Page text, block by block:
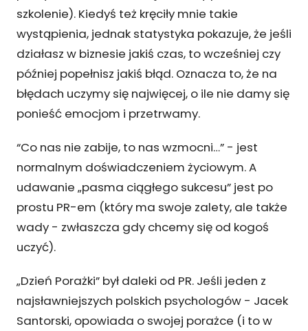
szkolenie). Kiedyś też kręciły mnie takie
wystąpienia, jednak statystyka pokazuje, że jeśli
działasz w biznesie jakiś czas, to wcześniej czy
później popełnisz jakiś błąd. Oznacza to, że na
błędach uczymy się najwięcej, o ile nie damy się
ponieść emocjom i przetrwamy.
“Co nas nie zabije, to nas wzmocni…” - jest
normalnym doświadczeniem życiowym. A
udawanie „pasma ciągłego sukcesu” jest po
prostu PR-em (który ma swoje zalety, ale także
wady - zwłaszcza gdy chcemy się od kogoś
uczyć).
„Dzień Porażki” był daleki od PR. Jeśli jeden z
najsławniejszych polskich psychologów - Jacek
Santorski, opowiada o swojej porażce (i to w